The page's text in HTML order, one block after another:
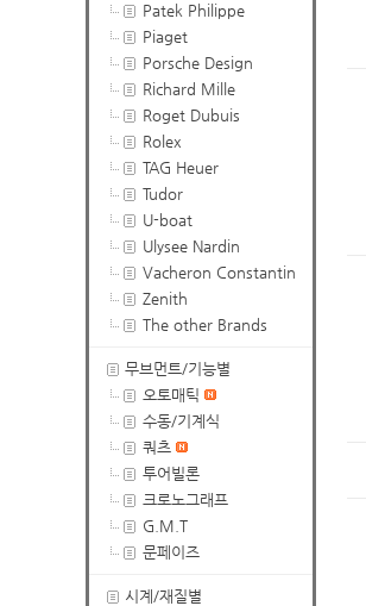
Patek Philippe
Piaget
Porsche Design
Richard Mille
Roget Dubuis
Rolex
TAG Heuer
Tudor
U-boat
Ulysee Nardin
Vacheron Constantin
Zenith
The other Brands
무브먼트/기능별
오토매틱
수동/기계식
쿼츠
투어빌론
크로노그래프
G.M.T
문페이즈
시계/재질별